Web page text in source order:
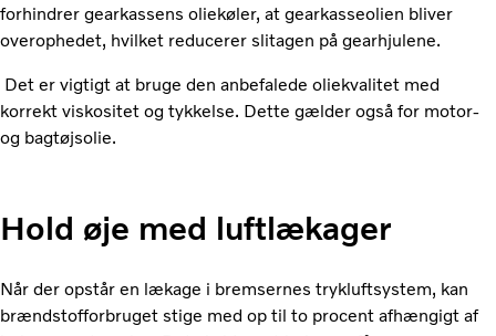
forhindrer gearkassens oliekøler, at gearkasseolien bliver
overophedet, hvilket reducerer slitagen på gearhjulene.
Det er vigtigt at bruge den anbefalede oliekvalitet med
korrekt viskositet og tykkelse. Dette gælder også for motor-
og bagtøjsolie.
Hold øje med luftlækager
Når der opstår en lækage i bremsernes trykluftsystem, kan
brændstofforbruget stige med op til to procent afhængigt af